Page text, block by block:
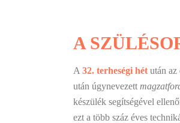
A
A 32. terheségi hét után
után úgynevezett
készülék segítségével
ezt a több száz éves